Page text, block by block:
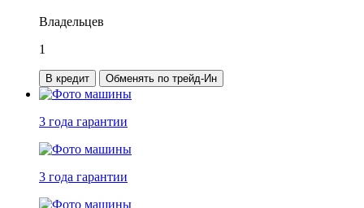
Владельцев
1
В кредит Обменять по трейд-Ин
3 года гарантии
3 года гарантии